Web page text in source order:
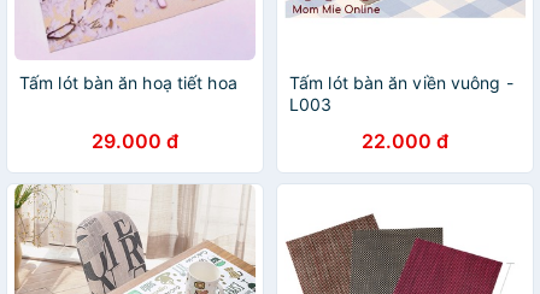
Tấm lót bàn ăn hoạ tiết hoa
29.000 đ
Tấm lót bàn ăn viền vuông -
L003
22.000 đ